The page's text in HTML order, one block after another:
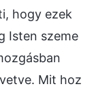
hogy ezek
Isten szeme
Mit hoz